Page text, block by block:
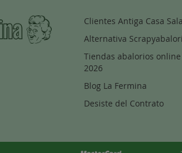
Clientes Antiga Casa Sala
Alternativa
Tiendas abalorios online
2026
Blog La Fermina
Desiste del Contrato